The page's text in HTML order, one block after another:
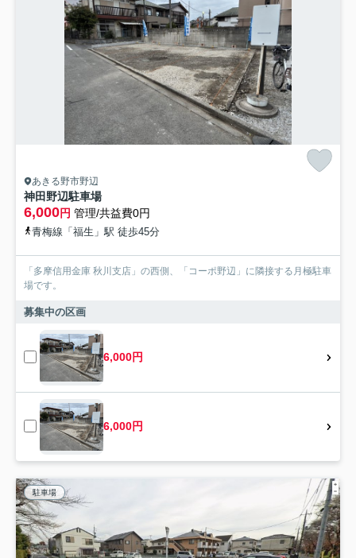
あきる野市野辺
神田野辺駐車場
6,000円 管理/共益費0円
青梅線「福生」駅 徒歩45分
「多摩信用金庫 秋川支店」の西側、「コーポ野辺」に隣接する月極駐車
場です。
募集中の区画
6,000円
6,000円
駐車場